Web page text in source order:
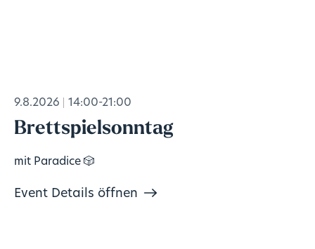
9.8.2026 14:00-21:00
Brettspielsonntag
mit Paradice 🎲
Event Details öffnen